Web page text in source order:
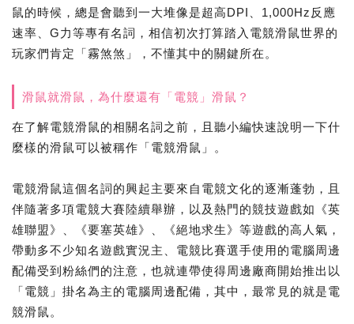
鼠的時候，總是會聽到一大堆像是超高DPI、1,000Hz反應
速率、G力等專有名詞，相信初次打算踏入電競滑鼠世界的
玩家們肯定「霧煞煞」，不懂其中的關鍵所在。
滑鼠就滑鼠，為什麼還有「電競」滑鼠？
在了解電競滑鼠的相關名詞之前，且聽小編快速說明一下什
麼樣的滑鼠可以被稱作「電競滑鼠」。
電競滑鼠這個名詞的興起主要來自電競文化的逐漸蓬勃，且
伴隨著多項電競大賽陸續舉辦，以及熱門的競技遊戲如《英
雄聯盟》、《要塞英雄》、《絕地求生》等遊戲的高人氣，
帶動多不少知名遊戲實況主、電競比賽選手使用的電腦周邊
配備受到粉絲們的注意，也就連帶使得周邊廠商開始推出以
「電競」掛名為主的電腦周邊配備，其中，最常見的就是電
競滑鼠。